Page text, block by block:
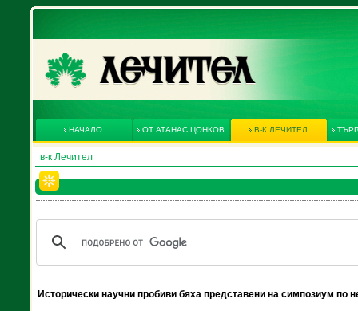
НАЧАЛО ОТ АТАНАС ЦОНКОВ В-К ЛЕЧИТЕЛ
в-к Лечител
Исторически научни пробиви бяха представени на симпозиум по